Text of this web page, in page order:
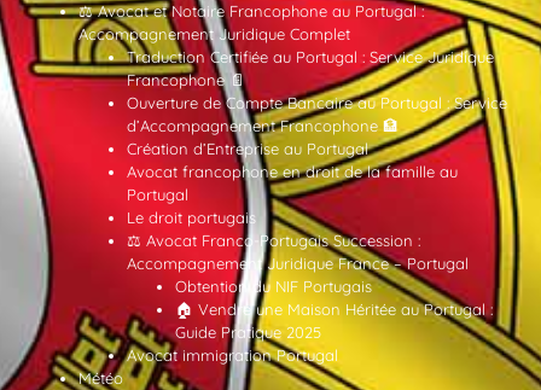
⚖️ Avocat et Notaire Francophone au Portugal :
Accompagnement Juridique Complet
Traduction Certifiée au Portugal : Service Juridique
Francophone 📄
Ouverture de Compte Bancaire au Portugal : Service
d’Accompagnement Francophone 🏦
Création d’Entreprise au Portugal
Avocat francophone en droit de la famille au
Portugal
Le droit portugais
⚖️ Avocat Franco-Portugais Succession :
Accompagnement Juridique France – Portugal
Obtention du NIF Portugais
🏠 Vendre une Maison Héritée au Portugal :
Guide Pratique 2025
Avocat immigration Portugal
Météo